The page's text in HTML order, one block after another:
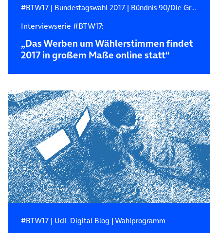
#BTW17| Bundestagswahl 2017| Bündnis 90/Die Grünen
Interviewserie #BTW17:
„Das Werben um Wählerstimmen findet
2017 in großem Maße online statt“
#BTW17| UdL Digital Blog |Wahlprogramm